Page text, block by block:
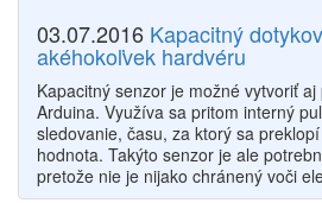
03.07.2016 Kapacitný
akéhokoľvek hardvéru
Kapacitný senzor je možné vytvoriť
Arduina. Využíva sa pritom interný
sledovanie, času, za ktorý sa
hodnota. Takýto senzor je ale
pretože nie je nijako chránený voči